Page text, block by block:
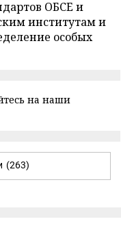
ОБСЕ и
институтам и
особых
на наши
(263)